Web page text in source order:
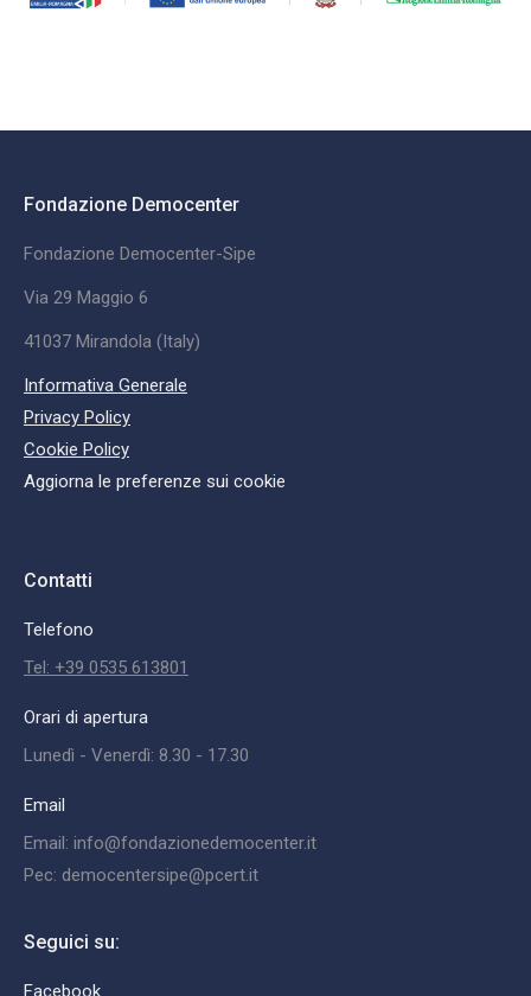
Fondazione Democenter
Fondazione Democenter-Sipe
Via 29 Maggio 6
41037 Mirandola (Italy)
Informativa Generale
Privacy Policy
Cookie Policy
Aggiorna le preferenze sui cookie
Contatti
Telefono
Tel: +39 0535 613801
Orari di apertura
Lunedì - Venerdì: 8.30 - 17.30
Email
Email: info@fondazionedemocenter.it
Pec: democentersipe@pcert.it
Seguici su:
Facebook